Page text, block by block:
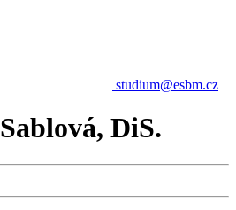
studium@esbm.cz
DiS.